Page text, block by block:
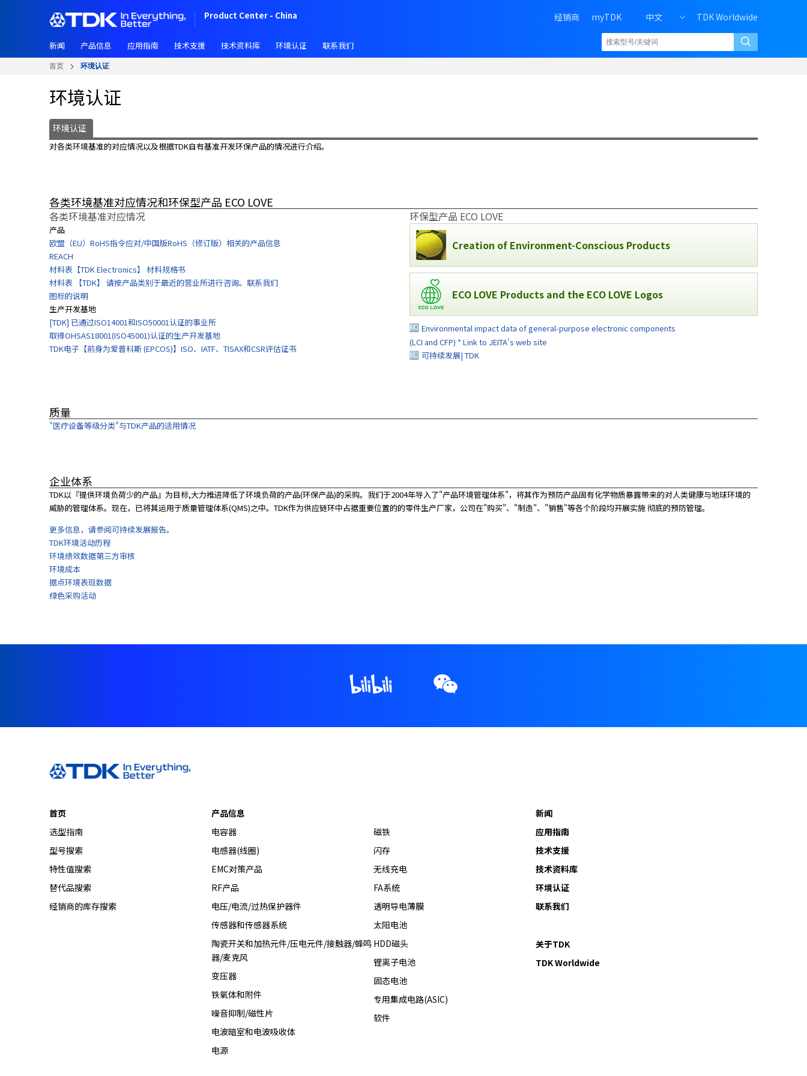
要
Product Center - China
d
h
P
经销商 myTDK 中文 TDK Worldwide
新闻 产品信息 应用指南 技术支援 技术资料库 环境认证 联系我们
首页 环境认证
a
b
n
a
v
t
i
o
n
(
N
e
w
s
C
e
n
环境认证
环境认证
对各类环境基准的对应情况以及根据TDK自有基准开发环保产品的情况进行介绍。
各类环境基准对应情况和环保型产品 ECO LOVE
各类环境基准对应情况
产品
欧盟（EU）RoHS指令应对/中国版RoHS（修订版）相关的产品信息
REACH
材料表【TDK Electronics】 材料规格书
材料表 【TDK】 请按产品类别于最近的营业所进行咨询。联系我们
图标的说明
生产开发基地
[TDK] 已通过ISO14001和ISO50001认证的事业所
取得OHSAS18001(ISO45001)认证的生产开发基地
TDK电子【前身为爱普科斯 (EPCOS)】ISO、IATF、TISAX和CSR评估证书
环保型产品 ECO LOVE
Creation of Environment-Conscious Products
ECO LOVE Products and the ECO LOVE Logos
Environmental impact data of general-purpose electronic components
(LCI and CFP) * Link to JEITA's web site
可持续发展| TDK
质量
"医疗设备等级分类"与TDK产品的适用情况
企业体系
TDK以『提供环境负荷少的产品』为目标,大力推进降低了环境负荷的产品(环保产品)的采购。我们于2004年导入了"产品环境管理体系"，将其作为预防产品固有化学物质暴露带来的对人类健康与地球环境的
威胁的管理体系。现在，已将其运用于质量管理体系(QMS)之中。TDK作为供应链环中占据重要位置的的零件生产厂家，公司在"购买"、"制造"、"销售"等各个阶段均开展实施 彻底的预防管理。
更多信息，请参阅可持续发展报告。
TDK环境活动历程
环境绩效数据第三方审核
环境成本
据点环境表现数据
绿色采购活动
首页
选型指南
型号搜索
特性值搜索
替代品搜索
经销商的库存搜索
产品信息
电容器
电感器(线圈)
EMC对策产品
RF产品
电压/电流/过热保护器件
传感器和传感器系统
陶瓷开关和加热元件/压电元件/接触器/蜂鸣
器/麦克风
变压器
铁氧体和附件
噪音抑制/磁性片
电波暗室和电波吸收体
电源
磁铁
闪存
无线充电
FA系统
透明导电薄膜
太阳电池
HDD磁头
锂离子电池
固态电池
专用集成电路(ASIC)
软件
新闻
应用指南
技术支援
技术资料库
环境认证
联系我们
关于TDK
TDK Worldwide